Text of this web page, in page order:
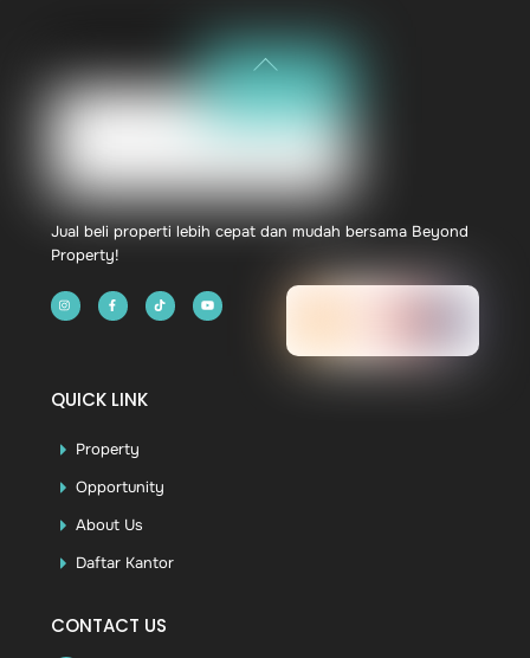
Back
Top
Jual beli properti lebih cepat dan mudah bersama Beyond
Property!
QUICK LINK
Property
Opportunity
About Us
Daftar Kantor
CONTACT US